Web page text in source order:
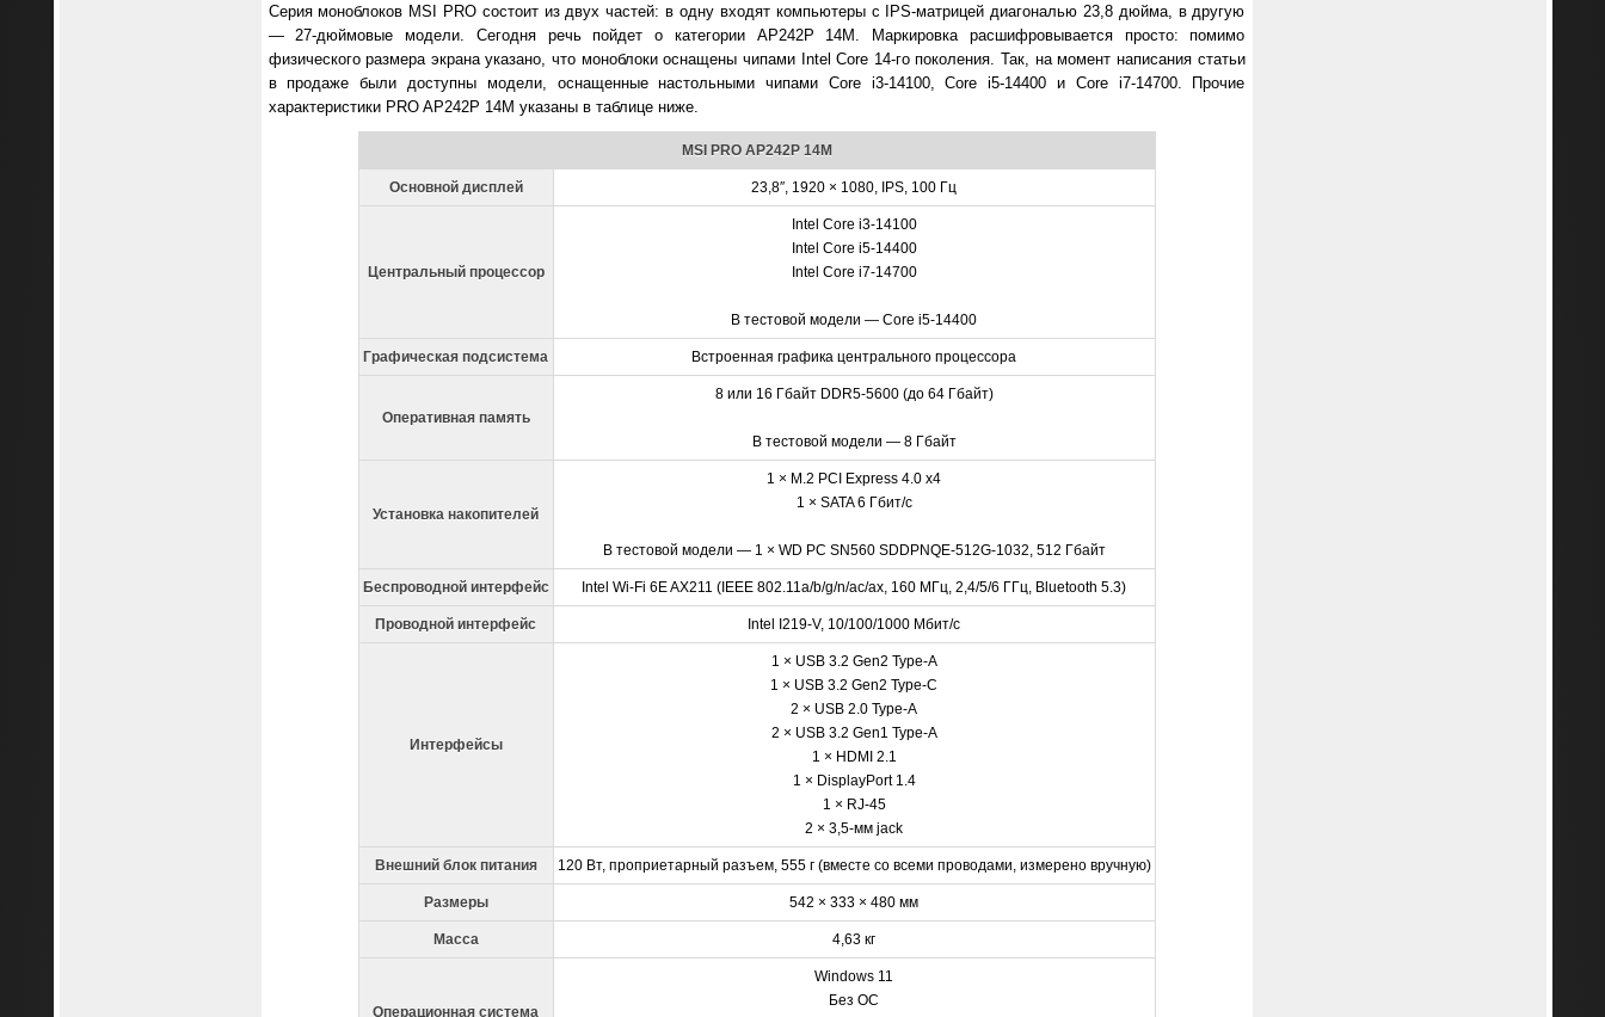
Серия моноблоков MSI PRO состоит из двух частей: в одну входят компьютеры с IPS-матрицей диагональю 23,8 дюйма, в другую
— 27-дюймовые модели. Сегодня речь пойдет о категории AP242P 14M. Маркировка расшифровывается просто: помимо
физического размера экрана указано, что моноблоки оснащены чипами Intel Core 14-го поколения. Так, на момент написания статьи
в продаже были доступны модели, оснащенные настольными чипами Core i3-14100, Core i5-14400 и Core i7-14700. Прочие
характеристики PRO AP242P 14M указаны в таблице ниже.
MSI PRO AP242P 14M
Основной дисплей 23,8″, 1920 × 1080, IPS, 100 Гц
Центральный процессор
Intel Core i3-14100
Intel Core i5-14400
Intel Core i7-14700
В тестовой модели — Core i5-14400
Графическая подсистема Встроенная графика центрального процессора
Оперативная память
8 или 16 Гбайт DDR5-5600 (до 64 Гбайт)
В тестовой модели — 8 Гбайт
Установка накопителей
1 × M.2 PCI Express 4.0 x4
1 × SATA 6 Гбит/с
В тестовой модели — 1 × WD PC SN560 SDDPNQE-512G-1032, 512 Гбайт
Беспроводной интерфейс Intel Wi-Fi 6E AX211 (IEEE 802.11a/b/g/n/ac/ax, 160 МГц, 2,4/5/6 ГГц, Bluetooth 5.3)
Проводной интерфейс Intel I219-V, 10/100/1000 Мбит/с
Интерфейсы
1 × USB 3.2 Gen2 Type-A
1 × USB 3.2 Gen2 Type-C
2 × USB 2.0 Type-A
2 × USB 3.2 Gen1 Type-A
1 × HDMI 2.1
1 × DisplayPort 1.4
1 × RJ-45
2 × 3,5-мм jack
Внешний блок питания 120 Вт, проприетарный разъем, 555 г (вместе со всеми проводами, измерено вручную)
Размеры 542 × 333 × 480 мм
Масса 4,63 кг
Операционная система
Windows 11
Без ОС